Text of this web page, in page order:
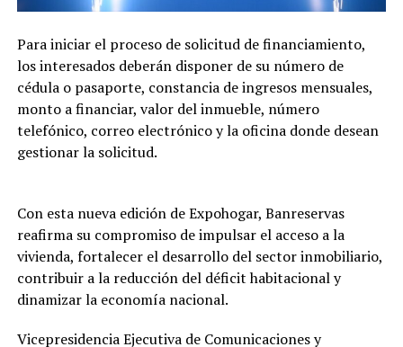
Para iniciar el proceso de solicitud de financiamiento,
los interesados deberán disponer de su número de
cédula o pasaporte, constancia de ingresos mensuales,
monto a financiar, valor del inmueble, número
telefónico, correo electrónico y la oficina donde desean
gestionar la solicitud.
Con esta nueva edición de Expohogar, Banreservas
reafirma su compromiso de impulsar el acceso a la
vivienda, fortalecer el desarrollo del sector inmobiliario,
contribuir a la reducción del déficit habitacional y
dinamizar la economía nacional.
Vicepresidencia Ejecutiva de Comunicaciones y